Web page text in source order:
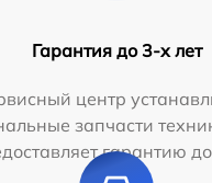
Гарантия до 3-х лет
центр
запчасти
гарантию